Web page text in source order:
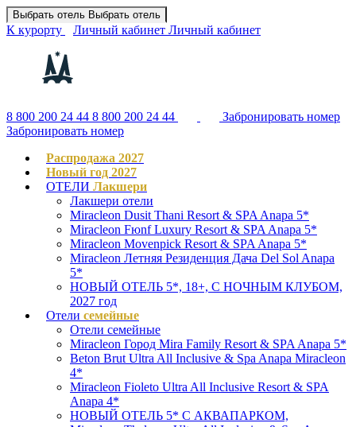
Выбрать отель Выбрать отель
К курорту Личный кабинет Личный кабинет
8 800 200 24 44 8 800 200 24 44
Забронировать номер
Забронировать номер
Распродажа 2027
Новый год 2027
ОТЕЛИ Лакшери
Лакшери отели
Miracleon Dusit Thani Resort & SPA Anapa 5*
Miracleon Fюnf Luxury Resort & SPA Anapa 5*
Miracleon Movenpick Resort & SPA Anapa 5*
Miracleon Летняя Резиденция Дача Del Sol Anapa
5*
НОВЫЙ ОТЕЛЬ 5*, 18+, С НОЧНЫМ КЛУБОМ,
2027 год
Отели семейные
Отели семейные
Miracleon Город Mira Family Resort & SPA Anapa 5*
Beton Brut Ultra All Inclusive & Spa Anapa Miracleon
4*
Miracleon Fioleto Ultra All Inclusive Resort & SPA
Anapa 4*
НОВЫЙ ОТЕЛЬ 5* C АКВАПАРКОМ,